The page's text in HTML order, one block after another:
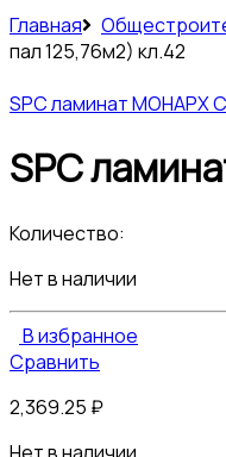
Главная
пал 125,76м2) кл.42
SPC ламинат МОНАРХ
SPC
Количество:
Нет в наличии
В избранное
Сравнить
2,369.25 ₽